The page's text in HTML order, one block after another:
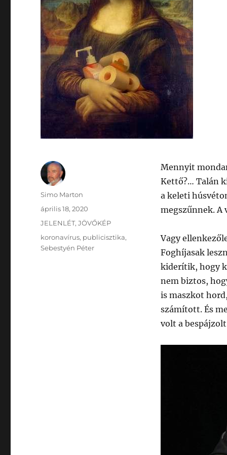
Mennyit
Kettő?… Talán
a keleti
megszűnnek. A
Vagy
Foghíjasak
kiderítik, hogy
nem biztos,
is maszkot
számított. És
volt a
Szerző
Simo Marton
Közzétéve
április 18, 2020
Kategória
JELENLÉT,JÖVŐKÉP
Címke
koronavírus, publicisztika,
Sebestyén Péter